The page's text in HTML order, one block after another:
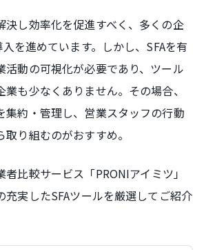
決し効率化を促進すべく、多くの企
を進めています。しかし、SFAを有
活動の可視化が必要であり、ツール
も少なくありません。その場合、
集約・管理し、営業スタッフの行動
り組むのがおすすめ。
比較サービス「PRONIアイミツ」
充実したSFAツールを厳選してご紹介